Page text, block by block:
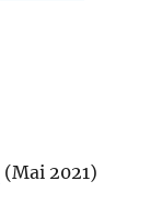
(Mai 2021)